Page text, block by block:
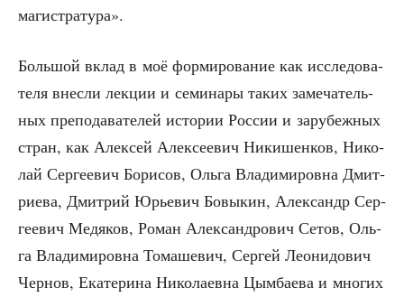
магистратура».
Боль­шой вклад в моё фор­ми­ро­ва­ние как иссле­до­ва­
те­ля внес­ли лек­ции и семи­на­ры таких заме­ча­тель­
ных пре­по­да­ва­те­лей исто­рии Рос­сии и зару­беж­ных
стран, как Алек­сей Алек­се­е­вич Ники­шен­ков, Нико­
лай Сер­ге­е­вич Бори­сов, Оль­га Вла­ди­ми­ров­на Дмит­
ри­е­ва, Дмит­рий Юрье­вич Бовы­кин, Алек­сандр Сер­
ге­е­вич Медя­ков, Роман Алек­сан­дро­вич Сетов, Оль­
га Вла­ди­ми­ров­на Тома­ше­вич, Сер­гей Лео­ни­до­вич
Чер­нов, Ека­те­ри­на Нико­ла­ев­на Цым­ба­е­ва и мно­гих